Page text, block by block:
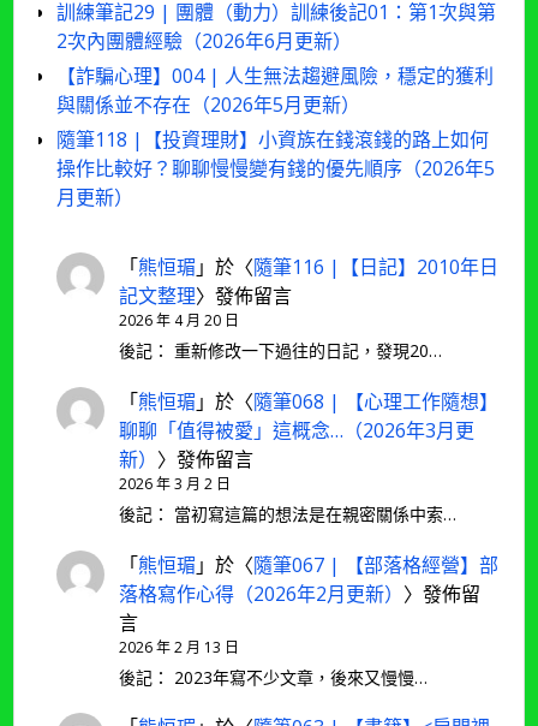
訓練筆記29 | 團體（動力）訓練後記01：第1次與第
2次內團體經驗（2026年6月更新）
【詐騙心理】004 | 人生無法趨避風險，穩定的獲利
與關係並不存在（2026年5月更新）
隨筆118 |【投資理財】小資族在錢滾錢的路上如何
操作比較好？聊聊慢慢變有錢的優先順序（2026年5
月更新）
「熊恒瑂 」於〈隨筆116 |【日記】2010年日
記文整理〉發佈留言
2026 年 4 月 20 日
後記： 重新修改一下過往的日記，發現20…
「熊恒瑂 」於〈隨筆068 | 【心理工作隨想】
聊聊「值得被愛」這概念…（2026年3月更
新） 〉發佈留言
2026 年 3 月 2 日
後記： 當初寫這篇的想法是在親密關係中索…
「熊恒瑂 」於〈隨筆067 | 【部落格經營】部
落格寫作心得（2026年2月更新） 〉發佈留
言
2026 年 2 月 13 日
後記： 2023年寫不少文章，後來又慢慢…